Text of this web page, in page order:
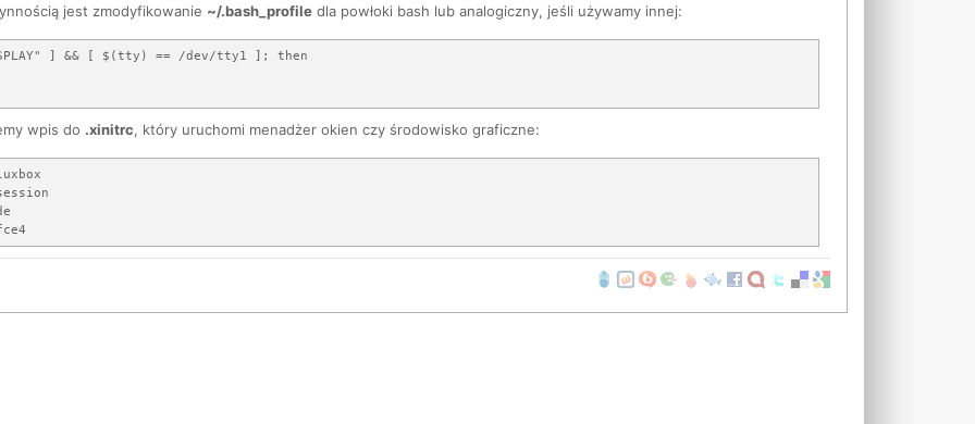
jest zmodyfikowanie ~/.bash_profile dla powłoki bash lub analogiczny, jeśli używamy innej:
] && [ $(tty) == /dev/tty1 ]; then
wpis do .xinitrc, który uruchomi menadżer okien czy środowisko graficzne: